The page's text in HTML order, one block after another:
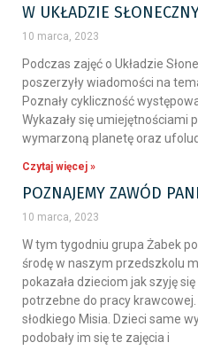
W UKŁADZIE
10 marca, 2023
Podczas zajęć o Układzie
poszerzyły wiadomości na
Poznały cykliczność
Wykazały się umiejętnościami
wymarzoną planetę oraz
Czytaj więcej »
POZNAJEMY ZAWÓD
10 marca, 2023
W tym tygodniu grupa Żabek
środę w naszym przedszkolu
pokazała dzieciom jak szyję
potrzebne do pracy
słodkiego Misia. Dzieci same
podobały im się te zajęcia i